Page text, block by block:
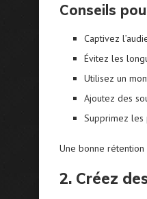
Conseils
Captivez
Évitez les
Utilisez un
Ajoutez des
Supprimez les
Une bonne
2. Créez